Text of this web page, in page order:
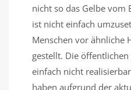
nicht so das Gelbe vom
ist nicht einfach
Menschen vor ähnliche
gestellt. Die
einfach nicht
haben aufgrund der